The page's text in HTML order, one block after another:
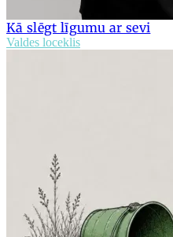
Kā slēgt līgumu ar sevi
Valdes loceklis